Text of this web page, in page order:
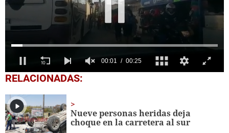
0
seconds
25
seconds
RELACIONADAS:
Nueve personas heridas deja
choque en la carretera al sur